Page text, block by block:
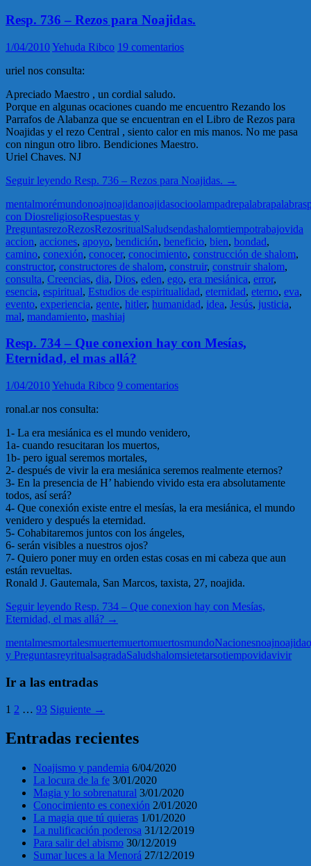
Resp. 736 – Rezos para Noajidas.
1/04/2010Yehuda Ribco 19 comentarios
uriel nos consulta:
Apreciado Maestro , un cordial saludo.
Porque en algunas ocaciones cuando me encuentro Rezando los
Parrafos de Alabanza que se encuentran en el Libro de Rezos para
Noajidas y el rezo Central , siento calor en mis manos. No me pasa
con ningun otro libro. Bendiciones Maestro.
Uriel Chaves. NJ
Seguir leyendo Resp. 736 – Rezos para Noajidas. →
mentalmorémundonoajnoajidanoajidasocioolampadrepalabrapalabras
con DiosreligiosoRespuestas y
PreguntasrezoRezosRezosritualSaludsendashalomtiempotrabajovida
accion, acciones, apoyo, bendición, beneficio, bien, bondad,
camino, conexión, conocer, conocimiento, construcción de shalom,
constructor, constructores de shalom, construir, construir shalom,
consulta, Creencias, dia, Dios, eden, ego, era mesiánica, error,
esencia, espiritual, Estudios de espiritualidad, eternidad, eterno, eva,
evento, experiencia, gente, hitler, humanidad, idea, Jesús, justicia,
mal, mandamiento, mashiaj
Resp. 734 – Que conexion hay con Mesías,
Eternidad, el mas allá?
1/04/2010Yehuda Ribco 9 comentarios
ronal.ar nos consulta:
1- La era mesiánica es el mundo venidero,
1a- cuando resucitaran los muertos,
1b- pero igual seremos mortales,
2- después de vivir la era mesiánica seremos realmente eternos?
3- En la presencia de H’ habiendo vivido esta era absolutamente
todos, así será?
4- Que conexión existe entre el mesías, la era mesiánica, el mundo
venidero y después la eternidad.
5- Cohabitaremos juntos con los ángeles,
6- serán visibles a nuestros ojos?
7- Quiero poner muy en orden estas cosas en mi cabeza que aun
están revueltas.
Ronald J. Gautemala, San Marcos, taxista, 27, noajida.
Seguir leyendo Resp. 734 – Que conexion hay con Mesías,
Eternidad, el mas allá? →
mentalmesmortalesmuertemuertomuertosmundoNacionesnoajnoajida
y PreguntasreyritualsagradaSaludshalomsietetarsotiempovidavivir
Ir a las entradas
1 2 … 93 Siguiente →
Entradas recientes
Noajismo y pandemia 6/04/2020
La locura de la fe 3/01/2020
Magia y lo sobrenatural 3/01/2020
Conocimiento es conexión 2/01/2020
La magia que tú quieras 1/01/2020
La nulificación poderosa 31/12/2019
Para salir del abismo 30/12/2019
Sumar luces a la Menorá 27/12/2019